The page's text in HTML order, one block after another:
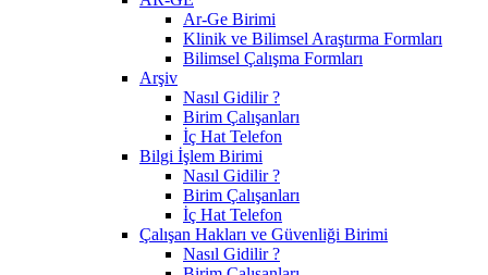
Ar-Ge Birimi
Klinik ve Bilimsel Araştırma Formları
Bilimsel Çalışma Formları
Arşiv
Nasıl Gidilir ?
Birim Çalışanları
İç Hat Telefon
Bilgi İşlem Birimi
Nasıl Gidilir ?
Birim Çalışanları
İç Hat Telefon
Çalışan Hakları ve Güvenliği Birimi
Nasıl Gidilir ?